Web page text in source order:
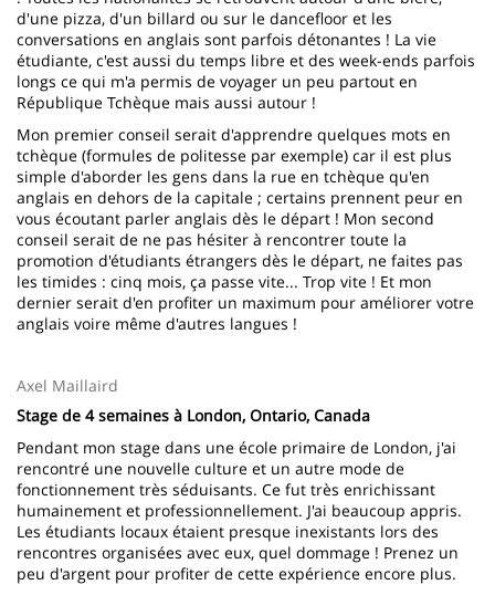
d'une pizza, d'un billard ou sur le dancefloor et les
conversations en anglais sont parfois détonantes ! La vie
étudiante, c'est aussi du temps libre et des week-ends parfois
longs ce qui m'a permis de voyager un peu partout en
République Tchèque mais aussi autour !
Mon premier conseil serait d'apprendre quelques mots en
tchèque (formules de politesse par exemple) car il est plus
simple d'aborder les gens dans la rue en tchèque qu'en
anglais en dehors de la capitale ; certains prennent peur en
vous écoutant parler anglais dès le départ ! Mon second
conseil serait de ne pas hésiter à rencontrer toute la
promotion d'étudiants étrangers dès le départ, ne faites pas
les timides : cinq mois, ça passe vite... Trop vite ! Et mon
dernier serait d'en profiter un maximum pour améliorer votre
anglais voire même d'autres langues !
Axel Maillaird
Stage de 4 semaines à London, Ontario, Canada
Pendant mon stage dans une école primaire de London, j'ai
rencontré une nouvelle culture et un autre mode de
fonctionnement très séduisants. Ce fut très enrichissant
humainement et professionnellement. J'ai beaucoup appris.
Les étudiants locaux étaient presque inexistants lors des
rencontres organisées avec eux, quel dommage ! Prenez un
peu d'argent pour profiter de cette expérience encore plus.